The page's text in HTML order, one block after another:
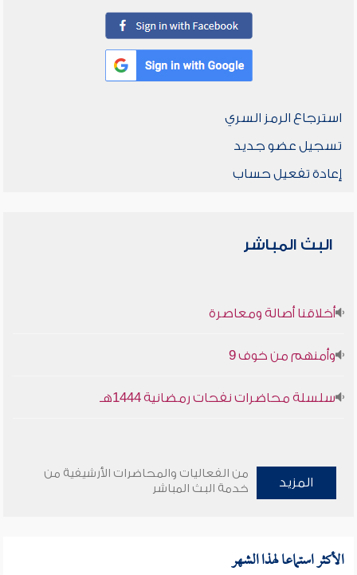
استرجاع الرمز السري
تسجيل عضو جديد
إعادة تفعيل حساب
البث المباشر
أخلاقنا أصالة ومعاصرة
وأمنهم من خوف 9
سلسلة محاضرات نفحات رمضانية 1444هـ
المزيد
من الفعاليات والمحاضرات الأرشيفية من
خدمة البث المباشر
الأكثر استماعا لهذا الشهر